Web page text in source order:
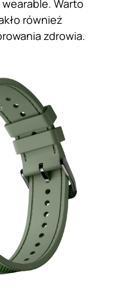
Warto
również
zdrowia.